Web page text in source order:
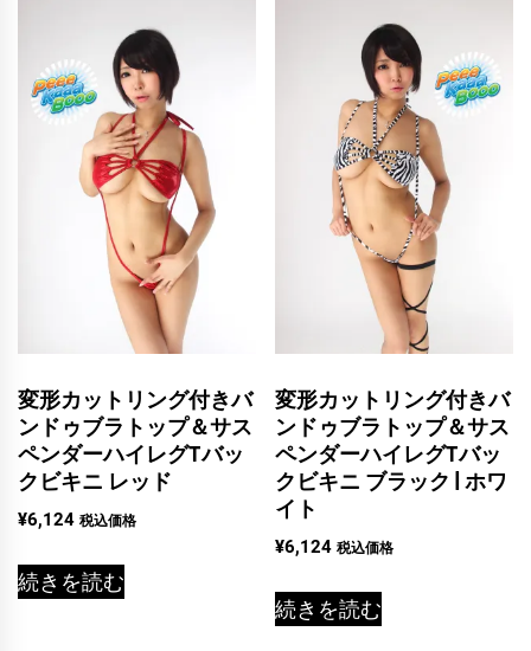
変形カットリング付きバ
ンドゥブラトップ＆サス
ペンダーハイレグTバッ
クビキニ レッド
¥6,124 税込価格
続きを読む
変形カットリング付きバ
ンドゥブラトップ＆サス
ペンダーハイレグTバッ
クビキニ ブラック | ホワ
イト
¥6,124 税込価格
続きを読む